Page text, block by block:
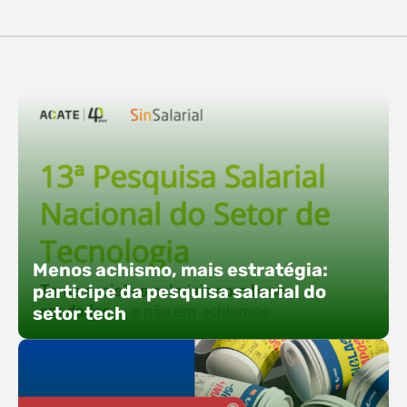
O Polo ACATE-ACIRS confirma presença na
direta: transformar o espaço em um ponto ativo
de conexões e oportunidades. Ao lado do polo, 13
empresas associadas integram o espaço tech,
que estará conectado a um dos palcos
alternativos do evento. A presença conjunta
fortalece o ecossistema e amplia…
Menos achismo, mais estratégia:
participe da pesquisa salarial do
setor tech